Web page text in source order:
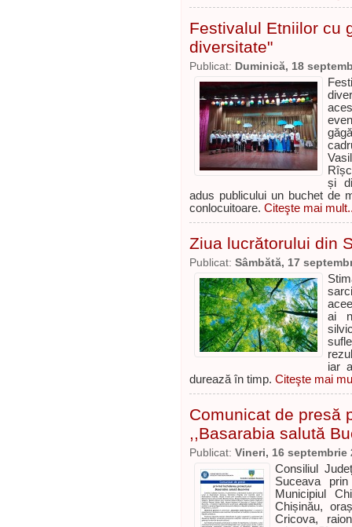
Festivalul Etniilor cu
diversitate"
Publicat: Duminică, 18
și
adus publicului un buchet de
conlocuitoare. Citeşte mai
Ziua lucrătorului din
Publicat: Sâmbătă, 17
ai
iar
durează în timp. Citeşte mai
Comunicat de presă
,,Basarabia salută
Publicat: Vineri, 16 septembrie
Consiliul
Suceava
Municipiul
Chișinău,
Cricova,